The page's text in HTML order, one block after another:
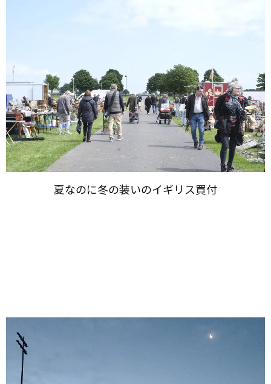
夏なのに​冬の​装いの​イギリス買付